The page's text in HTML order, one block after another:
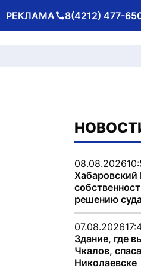
РЕКЛАМА
Телефон 8(4212) 477-
08.08.2026
решению
07.08.2026
Здание, где
Чкалов,
Николаевске